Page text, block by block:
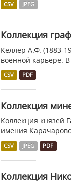
CSV JPEG
Коллекция
Келлер А.Ф. (1883-
военной карьере.
CSV PDF
Коллекция
Коллекция князей
имения
CSV JPEG PDF
Коллекция